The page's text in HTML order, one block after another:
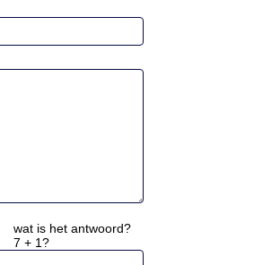
wat is het antwoord?
7 + 1?